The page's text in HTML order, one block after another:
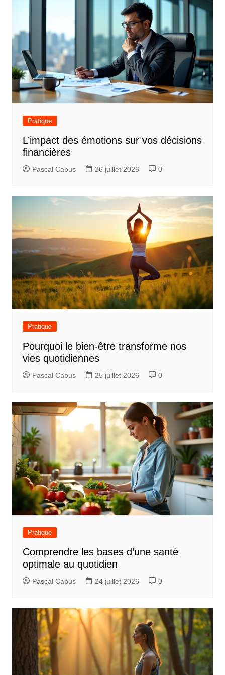
Pratique
L’impact des émotions sur vos décisions
financières
Pascal Cabus 26 juillet 2026 0
Pratique
Pourquoi le bien-être transforme nos
vies quotidiennes
Pascal Cabus 25 juillet 2026 0
Pratique
Comprendre les bases d’une santé
optimale au quotidien
Pascal Cabus 24 juillet 2026 0